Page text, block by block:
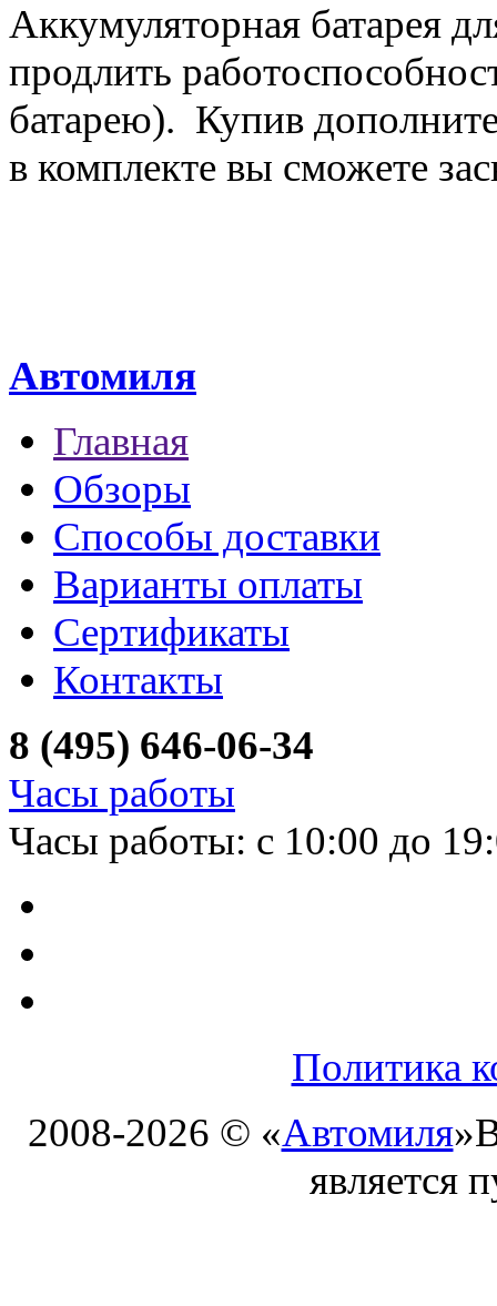
Аккумуляторная батарея
продлить
батарею). Купив
в комплекте вы сможете
Автомиля
Главная
Обзоры
Способы доставки
Варианты оплаты
Сертификаты
Контакты
8 (495) 646-06-34
Часы работы
Часы работы: с 10:00 до
Политика
2008-2026 © «Автомиля»
является